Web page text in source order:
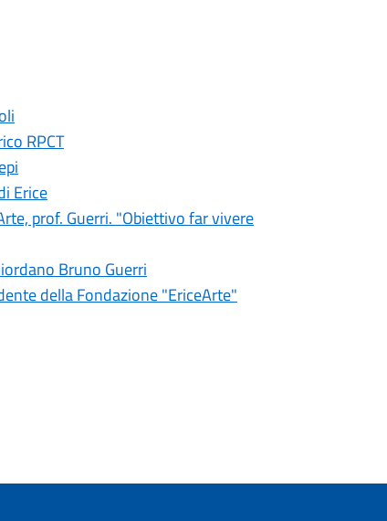
RPCT
Erice
prof. Guerri. "Obiettivo far vivere
Bruno Guerri
della Fondazione "EriceArte"